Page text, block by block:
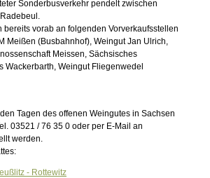
Sonderbusverkehr pendelt zwischen
bereits vorab an folgenden Vorverkaufsstellen
Meißen (Busbahnhof), Weingut Jan Ulrich,
Meissen, Sächsisches
Wackerbarth, Weingut Fliegenwedel
Tagen des offenen Weingutes in Sachsen
03521 / 76 35 0 oder per E-Mail an
werden.
- Rottewitz